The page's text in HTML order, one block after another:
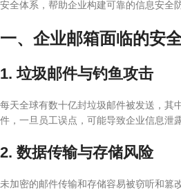
安全体系，帮助企业构建可靠的信息安全
一、企业邮箱面临的安
1. 垃圾邮件与钓鱼攻击
每天全球有数十亿封垃圾邮件被发送，其
件，一旦员工误点，可能导致企业信息泄露
2. 数据传输与存储风险
未加密的邮件传输和存储容易被窃听和篡